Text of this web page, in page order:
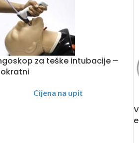
za teške intubacije –
Cijena na upit